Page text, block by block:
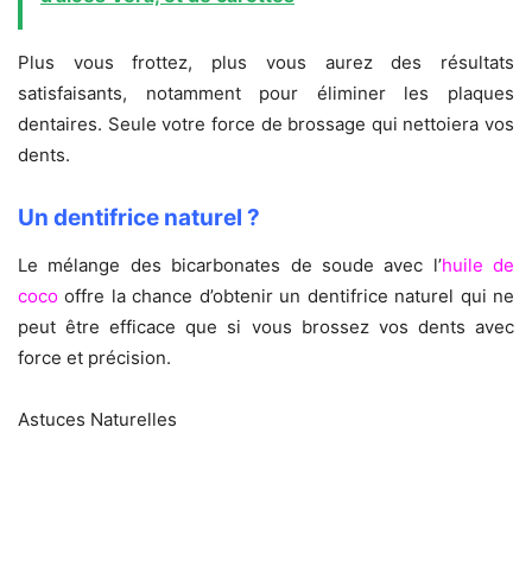
Plus vous frottez, plus vous aurez des résultats
satisfaisants, notamment pour éliminer les plaques
dentaires. Seule votre force de brossage qui nettoiera vos
dents.
Un dentifrice naturel ?
Le mélange des bicarbonates de soude avec l’huile de
coco offre la chance d’obtenir un dentifrice naturel qui ne
peut être efficace que si vous brossez vos dents avec
force et précision.
Astuces Naturelles